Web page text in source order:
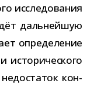
иссле­до­ва­ния
даль­ней­шую
опре­де­ле­ние
исто­ри­че­ского
кон­